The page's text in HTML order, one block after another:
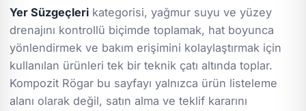
Yer Süzgeçleri kategorisi, yağmur suyu ve yüzey
drenajını kontrollü biçimde toplamak, hat boyunca
yönlendirmek ve bakım erişimini kolaylaştırmak için
kullanılan ürünleri tek bir teknik çatı altında toplar.
Kompozit Rögar bu sayfayı yalnızca ürün listeleme
alanı olarak değil, satın alma ve teklif kararını